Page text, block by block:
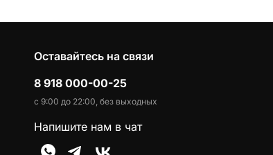
Оставайтесь на связи
8 918 000-00-25
с 9:00 до 22:00, без выходных
Напишите нам в чат